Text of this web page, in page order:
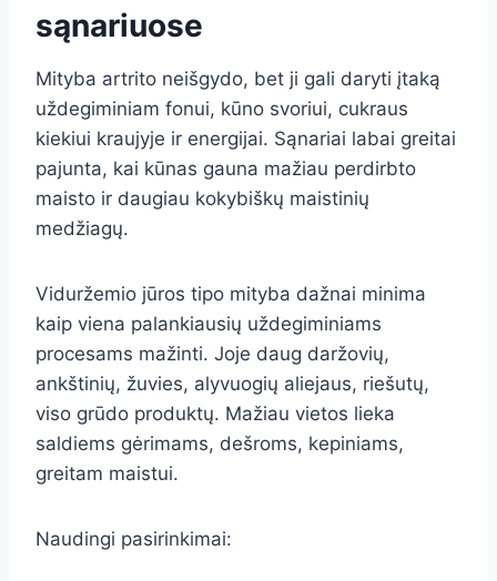
sąnariuose
Mityba artrito neišgydo, bet ji gali daryti įtaką
uždegiminiam fonui, kūno svoriui, cukraus
kiekiui kraujyje ir energijai. Sąnariai labai greitai
pajunta, kai kūnas gauna mažiau perdirbto
maisto ir daugiau kokybiškų maistinių
medžiagų.
Viduržemio jūros tipo mityba dažnai minima
kaip viena palankiausių uždegiminiams
procesams mažinti. Joje daug daržovių,
ankštinių, žuvies, alyvuogių aliejaus, riešutų,
viso grūdo produktų. Mažiau vietos lieka
saldiems gėrimams, dešroms, kepiniams,
greitam maistui.
Naudingi pasirinkimai: